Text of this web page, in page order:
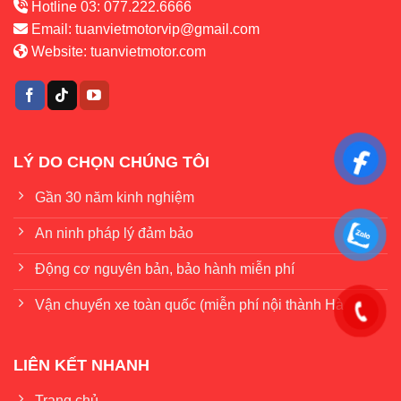
Hotline 03: 077.222.6666
Email: tuanvietmotorvip@gmail.com
Website: tuanvietmotor.com
LÝ DO CHỌN CHÚNG TÔI
Gần 30 năm kinh nghiệm
An ninh pháp lý đảm bảo
Động cơ nguyên bản, bảo hành miễn phí
Vận chuyển xe toàn quốc (miễn phí nội thành Hà Nội)
LIÊN KẾT NHANH